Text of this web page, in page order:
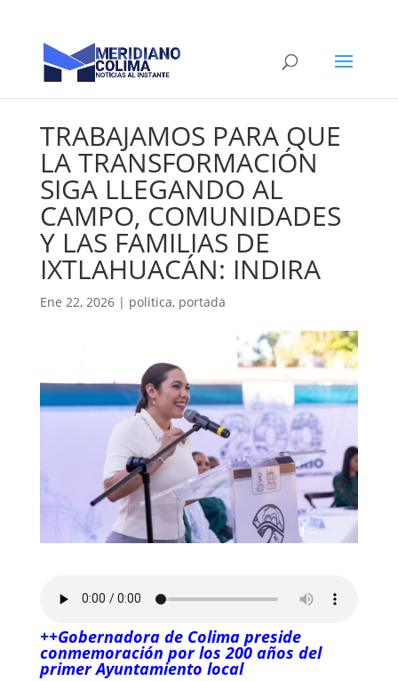
TRABAJAMOS PARA QUE
LA TRANSFORMACIÓN
SIGA LLEGANDO AL
CAMPO, COMUNIDADES
Y LAS FAMILIAS DE
IXTLAHUACÁN: INDIRA
Ene 22, 2026| politica, portada
++Gobernadora de Colima preside
conmemoración por los 200 años del
primer Ayuntamiento local